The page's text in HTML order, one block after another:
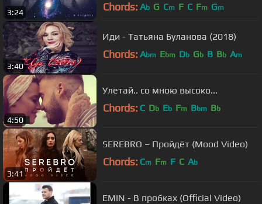
3:24 Chords: Ab G Cm F C Fm Gm
3:40
Иди - Татьяна Буланова (2018)
Chords: Abm Ebm Db Gb B Bb Am
4:50
Улетай.. со мною высоко...
Chords: C Db Eb Fm Bbm Bb
3:41
SEREBRO – Пройдёт (Mood Video)
Chords: Cm Fm F C Ab
EMIN - В пробках (Official Video)